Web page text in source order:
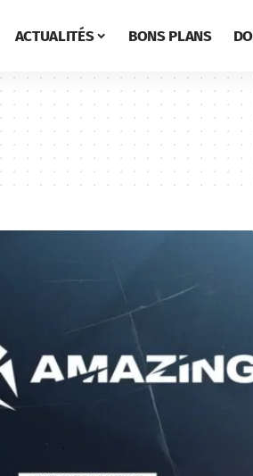
ACTUALITÉS BONS PLANS